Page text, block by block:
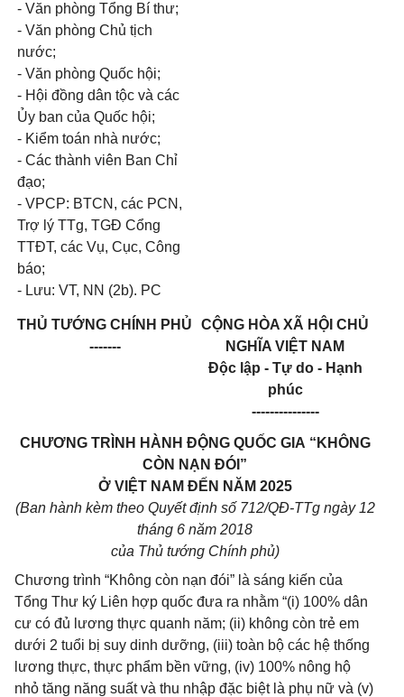
- Văn phòng Tổng Bí thư;
- Văn phòng Chủ tịch
nước;
- Văn phòng Quốc hội;
- Hội đồng dân tộc và các
Ủy ban của Quốc hội;
- Kiểm toán nhà nước;
- Các thành viên Ban Chỉ
đạo;
- VPCP: BTCN, các PCN,
Trợ lý TTg, TGĐ Cổng
TTĐT, các Vụ, Cục, Công
báo;
- Lưu: VT, NN (2b). PC
THỦ TƯỚNG CHÍNH PHỦ
-------
CỘNG HÒA XÃ HỘI CHỦ
NGHĨA VIỆT NAM
Độc lập - Tự do - Hạnh
phúc
---------------
CHƯƠNG TRÌNH HÀNH ĐỘNG QUỐC GIA “KHÔNG
CÒN NẠN ĐÓI”
Ở VIỆT NAM ĐẾN NĂM 2025
(Ban hành kèm theo Quyết định số 712/QĐ-TTg ngày 12
tháng 6 năm 2018
của Thủ tướng Chính phủ)
Chương trình “Không còn nạn đói” là sáng kiến của
Tổng Thư ký Liên hợp quốc đưa ra nhằm “(i) 100% dân
cư có đủ lương thực quanh năm; (ii) không còn trẻ em
dưới 2 tuổi bị suy dinh dưỡng, (iii) toàn bộ các hệ thống
lương thực, thực phẩm bền vững, (iv) 100% nông hộ
nhỏ tăng năng suất và thu nhập đặc biệt là phụ nữ và (v)